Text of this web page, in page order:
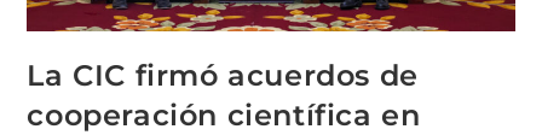
La CIC firmó acuerdos de
cooperación científica en